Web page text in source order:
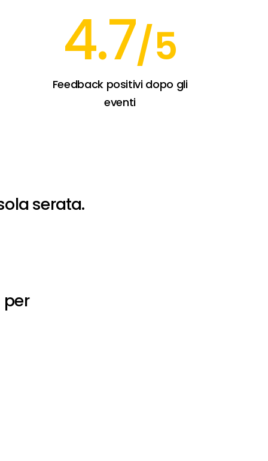
4.7/5
Feedback positivi dopo gli
eventi
serata.